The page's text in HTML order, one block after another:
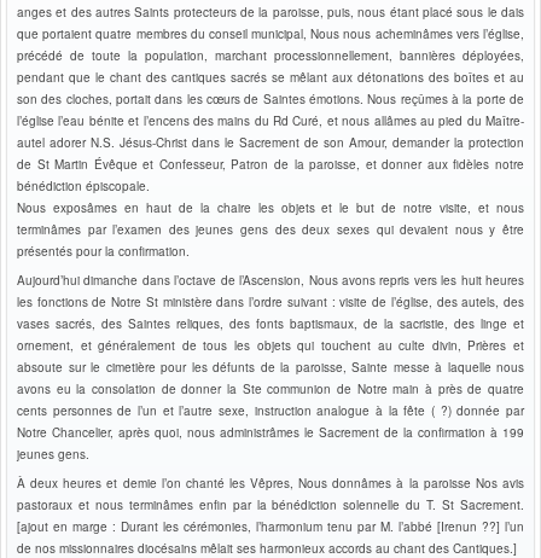
anges et des autres Saints protecteurs de la paroisse, puis, nous étant placé sous le dais
que portaient quatre membres du conseil municipal, Nous nous acheminâmes vers l’église,
précédé de toute la population, marchant processionnellement, bannières déployées,
pendant que le chant des cantiques sacrés se mêlant aux détonations des boîtes et au
son des cloches, portait dans les cœurs de Saintes émotions. Nous reçûmes à la porte de
l’église l’eau bénite et l’encens des mains du Rd Curé, et nous allâmes au pied du Maître-
autel adorer N.S. Jésus-Christ dans le Sacrement de son Amour, demander la protection
de St Martin Évêque et Confesseur, Patron de la paroisse, et donner aux fidèles notre
bénédiction épiscopale.
Nous exposâmes en haut de la chaire les objets et le but de notre visite, et nous
terminâmes par l’examen des jeunes gens des deux sexes qui devaient nous y être
présentés pour la confirmation.
Aujourd’hui dimanche dans l’octave de l’Ascension, Nous avons repris vers les huit heures
les fonctions de Notre St ministère dans l’ordre suivant : visite de l’église, des autels, des
vases sacrés, des Saintes reliques, des fonts baptismaux, de la sacristie, des linge et
ornement, et généralement de tous les objets qui touchent au culte divin, Prières et
absoute sur le cimetière pour les défunts de la paroisse, Sainte messe à laquelle nous
avons eu la consolation de donner la Ste communion de Notre main à près de quatre
cents personnes de l’un et l’autre sexe, instruction analogue à la fête ( ?) donnée par
Notre Chancelier, après quoi, nous administrâmes le Sacrement de la confirmation à 199
jeunes gens.
À deux heures et demie l’on chanté les Vêpres, Nous donnâmes à la paroisse Nos avis
pastoraux et nous terminâmes enfin par la bénédiction solennelle du T. St Sacrement.
[ajout en marge : Durant les cérémonies, l’harmonium tenu par M. l’abbé [Irenun ??] l’un
de nos missionnaires diocésains mêlait ses harmonieux accords au chant des Cantiques.]